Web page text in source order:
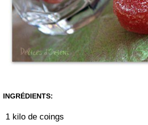
INGRÉDIENTS:
1 kilo de coings